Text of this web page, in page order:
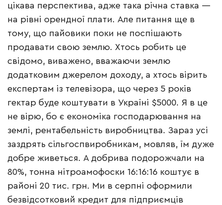
цікава перспектива, адже така річна ставка —
на рівні орендної плати. Але питання ще в
тому, що пайовики поки не поспішають
продавати свою землю. Хтось робить це
свідомо, виважено, вважаючи землю
додатковим джерелом доходу, а хтось вірить
експертам із телевізора, що через 5 років
гектар буде коштувати в Україні $5000. Я в це
не вірю, бо є економіка господарювання на
землі, рентабельність виробництва. Зараз усі
заздрять сільгоспвиробникам, мовляв, їм дуже
добре живеться. А добрива подорожчали на
80%, тонна нітроамофоски 16:16:16 коштує в
районі 20 тис. грн. Ми в серпні оформили
безвідсотковий кредит для підприємців